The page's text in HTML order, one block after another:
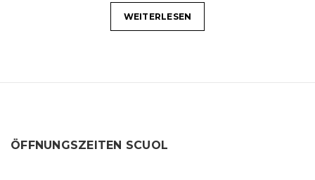
WEITERLESEN
ÖFFNUNGSZEITEN SCUOL